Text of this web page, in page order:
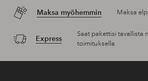
Maksa myöhemmin Maksa
Express
Saat pakettisi tavallista
toimituksella